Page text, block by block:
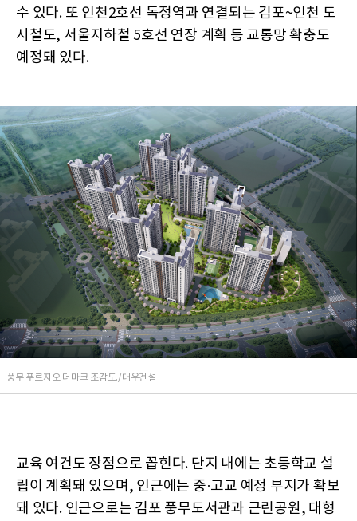
수 있다. 또 인천2호선 독정역과 연결되는 김포~인천 도
시철도, 서울지하철 5호선 연장 계획 등 교통망 확충도
예정돼 있다.
풍무 푸르지오 더마크 조감도./대우건설
교육 여건도 장점으로 꼽힌다. 단지 내에는 초등학교 설
립이 계획돼 있으며, 인근에는 중·고교 예정 부지가 확보
돼 있다. 인근으로는 김포 풍무도서관과 근린공원, 대형